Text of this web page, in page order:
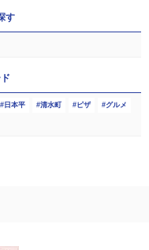
す
日本平 清水町 ピザ グルメ